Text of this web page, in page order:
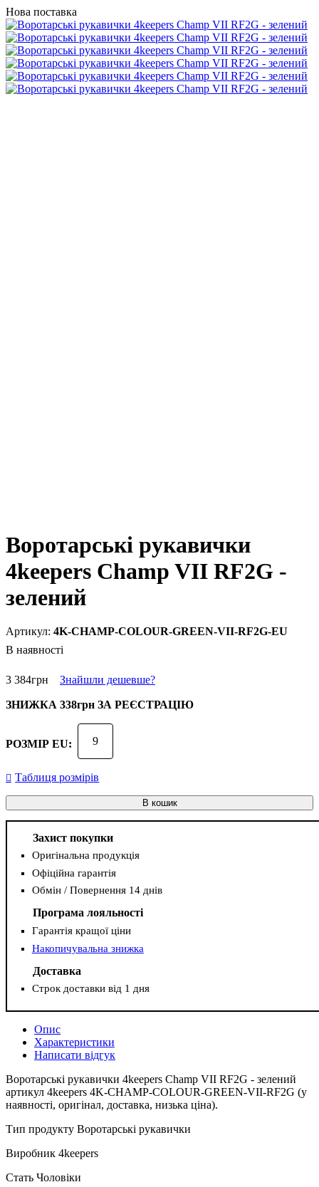
Нова поставка
Воротарські рукавички
4keepers Champ VII RF2G -
зелений
4K-CHAMP-COLOUR-GREEN-VII-RF2G-EU
В наявності
3 384грн Знайшли дешевше?
ЗНИЖКА 338грн ЗА РЕЄСТРАЦІЮ
РОЗМІР EU: 9
Таблиця розмірів
В кошик
Захист покупки
Оригінальна продукція
Офіційна гарантія
Обмін / Повернення 14 днів
Програма лояльності
Гарантія кращої ціни
Накопичувальна знижка
Доставка
Строк доставки від 1 дня
Опис
Характеристики
Написати відгук
Воротарські рукавички 4keepers Champ VII RF2G - зелений
артикул 4keepers 4K-CHAMP-COLOUR-GREEN-VII-RF2G (у
наявності, оригінал, доставка, низька ціна).
Тип продукту Воротарські рукавички
Виробник 4keepers
Стать Чоловіки